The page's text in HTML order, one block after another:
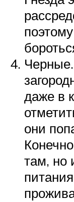
даже в
они
там, но